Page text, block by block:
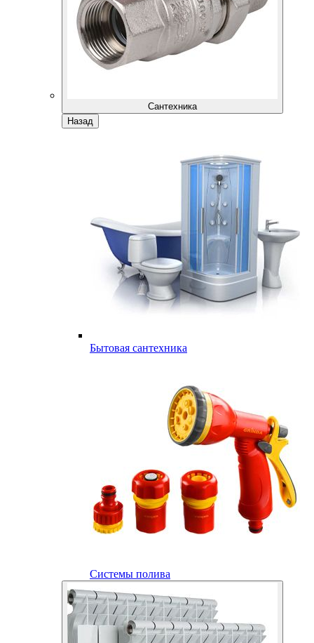
Сантехника
Назад
Бытовая сантехника
Системы полива